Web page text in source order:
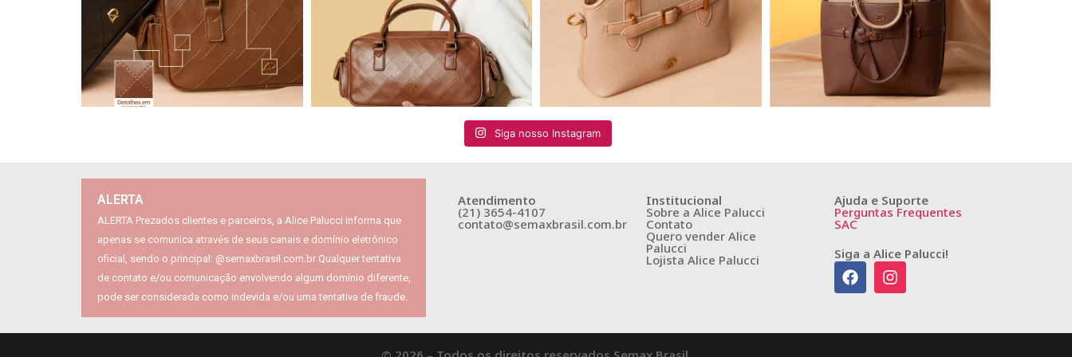
Siga nosso Instagram
ALERTA
ALERTA Prezados clientes e parceiros, a Alice Palucci informa que
apenas se comunica através de seus canais e domínio eletrônico
oficial, sendo o principal: @semaxbrasil.com.br Qualquer tentativa
de contato e/ou comunicação envolvendo algum domínio diferente,
pode ser considerada como indevida e/ou uma tentativa de fraude.
Atendimento
(21) 3654-4107
contato@semaxbrasil.com.br
Institucional
Sobre a Alice Palucci
Contato
Quero vender Alice
Palucci
Lojista Alice Palucci
Ajuda e Suporte
Perguntas Frequentes
SAC
Siga a Alice Palucci!